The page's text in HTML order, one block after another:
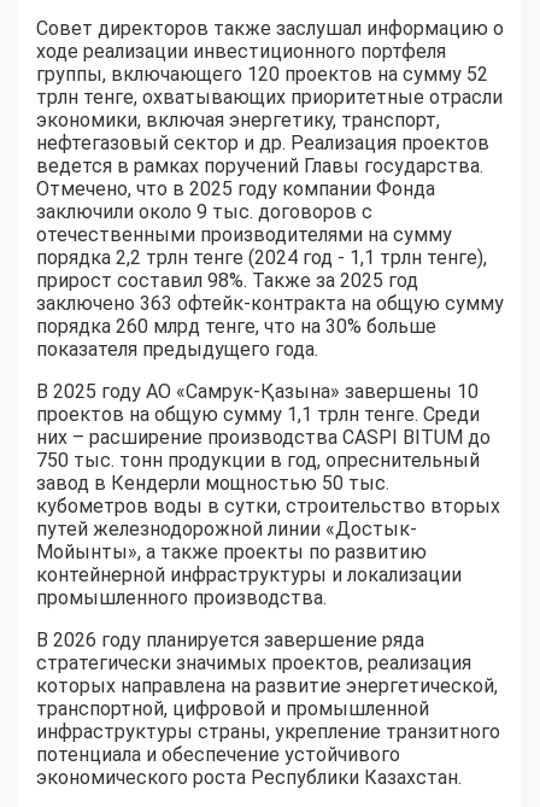
Совет директоров также заслушал информацию о
ходе реализации инвестиционного портфеля
группы, включающего 120 проектов на сумму 52
трлн тенге, охватывающих приоритетные отрасли
экономики, включая энергетику, транспорт,
нефтегазовый сектор и др. Реализация проектов
ведется в рамках поручений Главы государства.
Отмечено, что в 2025 году компании Фонда
заключили около 9 тыс. договоров с
отечественными производителями на сумму
порядка 2,2 трлн тенге (2024 год - 1,1 трлн тенге),
прирост составил 98%. Также за 2025 год
заключено 363 офтейк-контракта на общую сумму
порядка 260 млрд тенге, что на 30% больше
показателя предыдущего года.
В 2025 году АО «Самрук-Қазына» завершены 10
проектов на общую сумму 1,1 трлн тенге. Среди
них – расширение производства CASPI BITUM до
750 тыс. тонн продукции в год, опреснительный
завод в Кендерли мощностью 50 тыс.
кубометров воды в сутки, строительство вторых
путей железнодорожной линии «Достык-
Мойынты», а также проекты по развитию
контейнерной инфраструктуры и локализации
промышленного производства.
В 2026 году планируется завершение ряда
стратегически значимых проектов, реализация
которых направлена на развитие энергетической,
транспортной, цифровой и промышленной
инфраструктуры страны, укрепление транзитного
потенциала и обеспечение устойчивого
экономического роста Республики Казахстан.